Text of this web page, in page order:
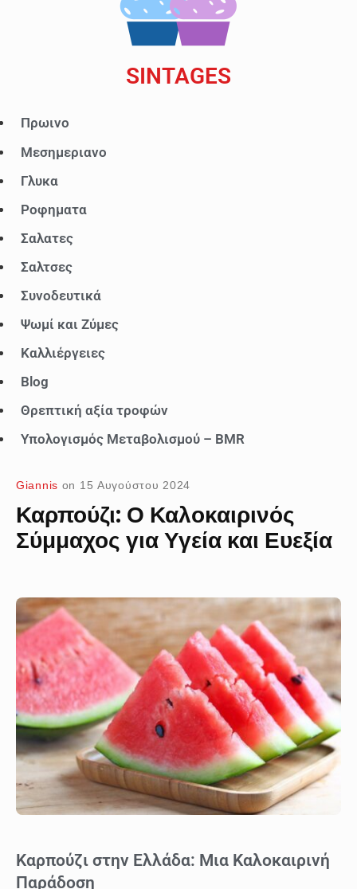
SINTAGES
Μ
ύ
Πρωινο
Μεσημεριανο
Γλυκα
Ροφηματα
Σαλατες
Σαλτσες
Συνοδευτικά
Ψωμί και Ζύμες
Καλλιέργειες
Blog
Θρεπτική αξία τροφών
Υπολογισμός Μεταβολισμού – BMR
Giannis on 15 Αυγούστου 2024
Καρπούζι: Ο Καλοκαιρινός
Σύμμαχος για Υγεία και Ευεξία
Καρπούζι στην Ελλάδα: Μια Καλοκαιρινή
Παράδοση